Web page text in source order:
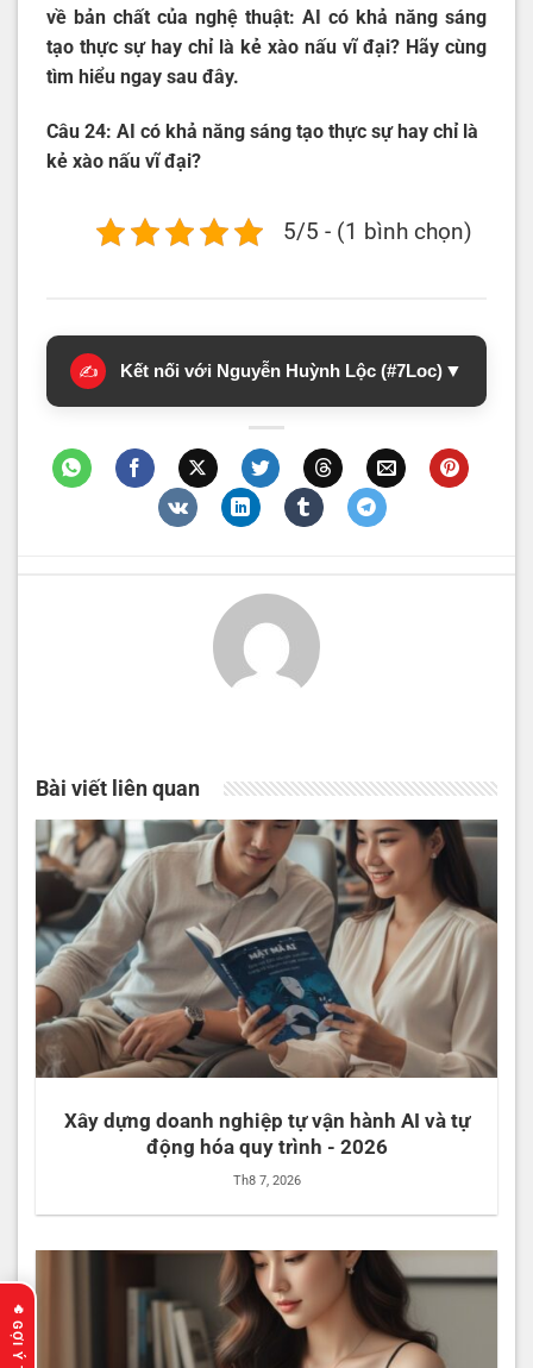
về bản chất của nghệ thuật: AI có khả năng sáng
tạo thực sự hay chỉ là kẻ xào nấu vĩ đại? Hãy cùng
tìm hiểu ngay sau đây.
Câu 24: AI có khả năng sáng tạo thực sự hay chỉ là
kẻ xào nấu vĩ đại?
5/5 - (1 bình chọn)
✍️ Kết nối với Nguyễn Huỳnh Lộc (#7Loc) ▼
Bài viết liên quan
Xây dựng doanh nghiệp tự vận hành AI và tự
động hóa quy trình - 2026
Th8 7, 2026